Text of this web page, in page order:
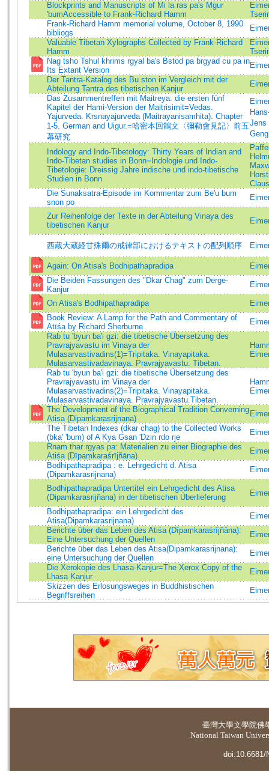
Blockprints and Manuscripts of Mi la ras pa's Mgur
'bumAccessible to Frank-Richard Hamm
Frank-Richard Hamm memorial volume, October 8, 1990
bibliogs
Valuable Tibetan Xylographs Collected by Frank-Richard
Hamm
Nag tsho Tshul khrims rgyal ba's Bstod pa brgyad cu pa in
Its Extant Version
Der Tantra-Katalog des Bu ston im Vergleich mit der
Abteilung Tantra des tibetischen Kanjur
Das Zusammentreffen mit Maitreya: die ersten fünf
Kapitel der Hami-Version der Maitrisimit=Vedas.
Yajurveda. Krsnayajurveda (Maitrayanisamhita). Chapter
1-5. German and Uigur.=哈密本回鶻文〈彌勒會見記〉前五
幕研究
Jens
Indology and Indo-Tibetology: Thirty Years of Indian and
Indo-Tibetan studies in Bonn=Indologie und Indo-
Tibetologie: Dreissig Jahre indische und indo-tibetische
Studien in Bonn
Claus
Die Sunaksatra-Episode im Kommentar zum Be'u bum
snon po
Zur Reihenfolge der Texte in der Abteilung Vinaya des
tibetischen Kanjur
西蔵大蔵経甘殊爾の戒律部におけるテキストの配列順序
Again: On Atisa's Bodhipathapradipa
Die Beiden Fassungen des "Dkar Chag" zum Derge-
Kanjur
On Atisa's Bodhipathapradipa
Book Review: A Lamp for the Path and Commentary of
Atīśa by Richard Sherburne
Rab tu 'byun ba'i gzi: die tibetische Übersetzung des
Pravrajyavastu im Vinaya der
Mulasarvastivadins(1)=Tripitaka. Vinayapitaka.
Mulasarvastivadavinaya. Pravrajyavastu. Tibetan.
Rab tu 'byun ba'i gzi: die tibetische Übersetzung des
Pravrajyavastu im Vinaya der
Mulasarvastivadins(2)=Tripitaka. Vinayapitaka.
Mulasarvastivadavinaya. Pravrajyavastu.Tibetan.
The Development of the Biographical Tradition Converning
Atisa (Dipamkarasrijnana)
The Tibetan Indexes (dkar chag) to the Collected Works
(bka' 'bum) of A Kya Gsan 'Dzin rdo rje
Rnam thar rgyas pa: Materialien zu einer Biographie des
Atiśa (Dīpaṃkaraśrījñāna)
Bodhipathapradipa : e. Lehrgedicht d. Atisa
(Dipamkarasrijnana)
Bodhipathapradipa Untertitel ein Lehrgedicht des Atisa
(Dipamkarasrijñana) in der tibetischen Überlieferung
Bodhipathapradipa: ein Lehrgedicht des
Atisa(Dipamkarasrijnana)
Berichte über das Leben des Atiśa (Dīpaṃkaraśrījñāna):
Eine Untersuchung der Quellen
Berichte über das Leben des Atisa(Dipamkarasrijnana):
eine Untersuchung der Quellen
Die Xerokopie des Lhasa-Kanjur=The Xerox Copy of the
Lhasa Kanjur
Skizzen des Erlosungsweges in Buddhistischen
Begriffsreihen
臺灣大學文學院佛
National Taiwan
doi:10.6681/